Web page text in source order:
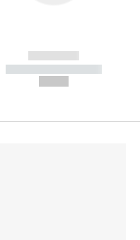
------------
----------- -----------